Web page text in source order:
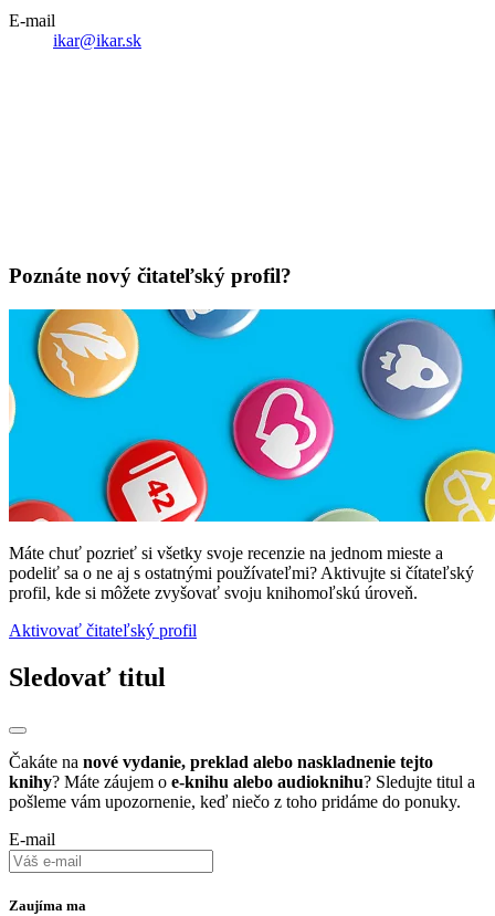
E-mail
ikar@ikar.sk
Poznáte nový čitateľský profil?
Máte chuť pozrieť si všetky svoje recenzie na jednom mieste a
podeliť sa o ne aj s ostatnými používateľmi? Aktivujte si čítateľský
profil, kde si môžete zvyšovať svoju knihomoľskú úroveň.
Aktivovať čitateľský profil
Sledovať titul
Čakáte na nové vydanie, preklad alebo naskladnenie tejto
knihy? Máte záujem o e-knihu alebo audioknihu? Sledujte titul a
pošleme vám upozornenie, keď niečo z toho pridáme do ponuky.
E-mail
Zaujíma ma